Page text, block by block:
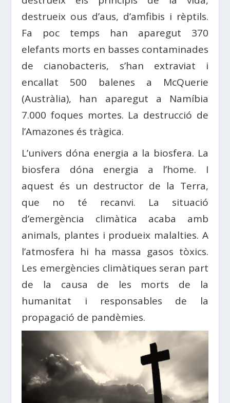
destrueix ous d’aus, d’amfibis i rèptils.
Fa poc temps han aparegut 370
elefants morts en basses contaminades
de cianobacteris, s’han extraviat i
encallat 500 balenes a McQuerie
(Austràlia), han aparegut a Namíbia
7.000 foques mortes. La destrucció de
l’Amazones és tràgica.
L’univers dóna energia a la biosfera. La
biosfera dóna energia a l’home. I
aquest és un destructor de la Terra,
que no té recanvi. La situació
d’emergència climàtica acaba amb
animals, plantes i produeix malalties. A
l’atmosfera hi ha massa gasos tòxics.
Les emergències climàtiques seran part
de la causa de les morts de la
humanitat i responsables de la
propagació de pandèmies.